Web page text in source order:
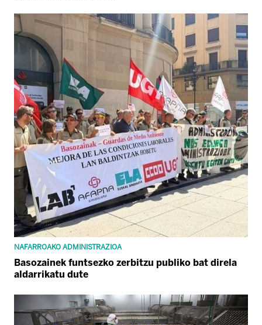
NAFARROAKO ADMINISTRAZIOA
Basozainek funtsezko zerbitzu publiko bat direla
aldarrikatu dute